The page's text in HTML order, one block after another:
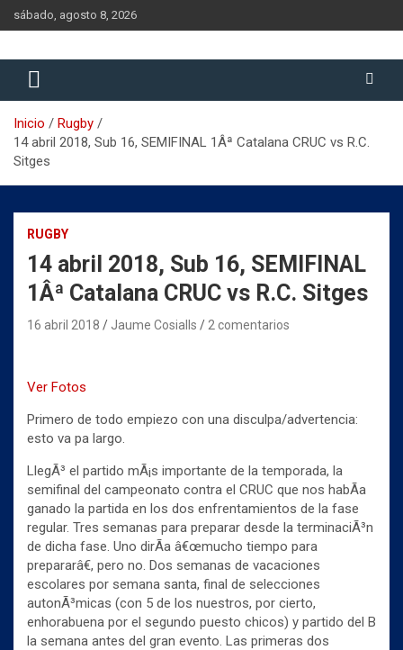
Saltar
al
sábado, agosto 8, 2026
Historia del Rugby Club Sitges
Inicio
Rugby
14 abril 2018, Sub 16, SEMIFINAL 1Âª Catalana CRUC vs R.C.
Sitges
RUGBY
14 abril 2018, Sub 16, SEMIFINAL
1Âª Catalana CRUC vs R.C. Sitges
16 abril 2018 Jaume Cosialls 2 comentarios
Ver Fotos
Primero de todo empiezo con una disculpa/advertencia:
esto va pa largo.
LlegÃ³ el partido mÃ¡s importante de la temporada, la
semifinal del campeonato contra el CRUC que nos habÃ­a
ganado la partida en los dos enfrentamientos de la fase
regular. Tres semanas para preparar desde la terminaciÃ³n
de dicha fase. Uno dirÃ­a â€œmucho tiempo para
prepararâ€, pero no. Dos semanas de vacaciones
escolares por semana santa, final de selecciones
autonÃ³micas (con 5 de los nuestros, por cierto,
enhorabuena por el segundo puesto chicos) y partido del B
la semana antes del gran evento. Las primeras dos